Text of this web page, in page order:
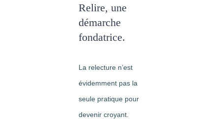
Relire, une
démarche
fondatrice.
La relecture n’est
évidemment pas la
seule pratique pour
devenir croyant.